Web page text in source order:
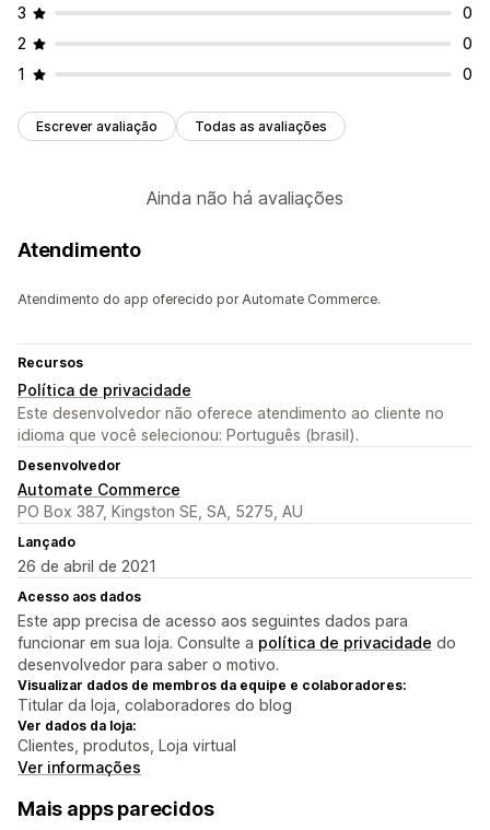
3
0
2
0
1
0
Escrever avaliação Todas as avaliações
Ainda não há avaliações
Atendimento
Atendimento do app oferecido por Automate Commerce.
Recursos
Política de privacidade
Este desenvolvedor não oferece atendimento ao cliente no
idioma que você selecionou: Português (brasil).
Desenvolvedor
Automate Commerce
PO Box 387, Kingston SE, SA, 5275, AU
Lançado
26 de abril de 2021
Acesso aos dados
Este app precisa de acesso aos seguintes dados para
funcionar em sua loja. Consulte a política de privacidade do
desenvolvedor para saber o motivo.
Visualizar dados de membros da equipe e colaboradores:
Titular da loja, colaboradores do blog
Ver dados da loja:
Clientes, produtos, Loja virtual
Ver informações
Mais apps parecidos